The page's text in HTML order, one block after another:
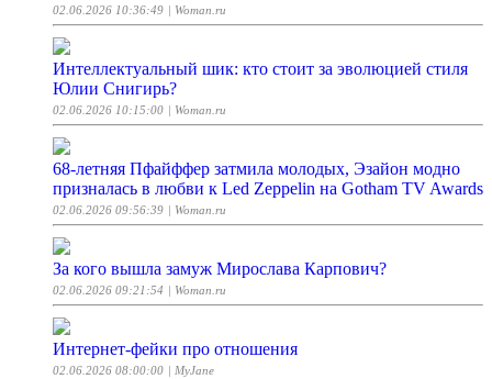
02.06.2026 10:36:49 | Woman.ru
Интеллектуальный шик: кто стоит за эволюцией стиля
Юлии Снигирь?
02.06.2026 10:15:00 | Woman.ru
68-летняя Пфайффер затмила молодых, Эзайон модно
призналась в любви к Led Zeppelin на Gotham TV Awards
02.06.2026 09:56:39 | Woman.ru
За кого вышла замуж Мирослава Карпович?
02.06.2026 09:21:54 | Woman.ru
Интернет-фейки про отношения
02.06.2026 08:00:00 | MyJane